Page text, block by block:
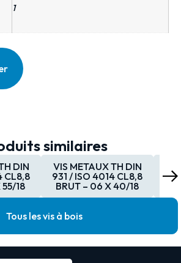
1
similaires
DIN
CL8,8
18
VIS METAUX TH DIN
931 / ISO 4014 CL8,8
BRUT – 06 X 40/18
Tous les vis à bois